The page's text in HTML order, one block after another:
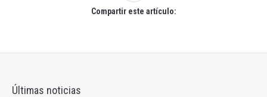
Compartir este artículo:
Últimas noticias